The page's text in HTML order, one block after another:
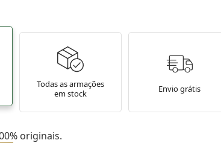
Todas as armações
em stock
Envio grátis
originais.